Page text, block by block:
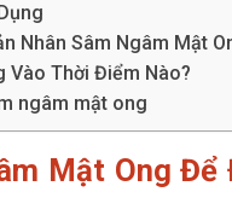
Nhân Sâm Ngâm Mật
Vào Thời Điểm Nào?
ngâm mật ong
Mật Ong